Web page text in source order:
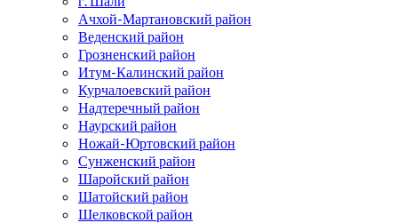
Ачхой-Мартановский район
Веденский район
Грозненский район
Итум-Калинский район
Курчалоевский район
Надтеречный район
Наурский район
Ножай-Юртовский район
Сунженский район
Шаройский район
Шатойский район
Шелковской район